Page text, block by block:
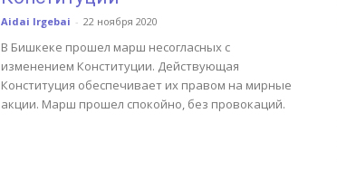
Aidai Irgebai - 22 ноября 2020
В Бишкеке прошел марш несогласных с
изменением Конституции. Действующая
Конституция обеспечивает их правом на мирные
акции. Марш прошел спокойно, без провокаций.